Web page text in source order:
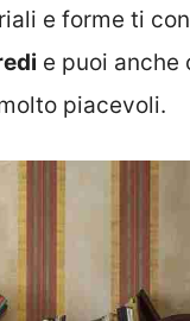
e forme ti
e puoi anche
piacevoli.